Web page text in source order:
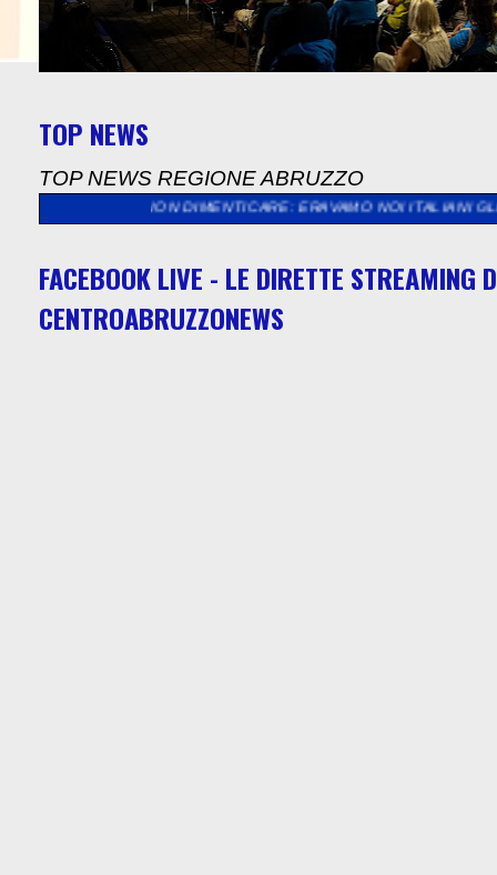
TOP NEWS
TOP NEWS REGIONE ABRUZZO
NON DIMENTICARE: ERAVAMO NOI ITALIANI GLI STRANIERI,
FACEBOOK LIVE - LE DIRETTE STREAMING
CENTROABRUZZONEWS